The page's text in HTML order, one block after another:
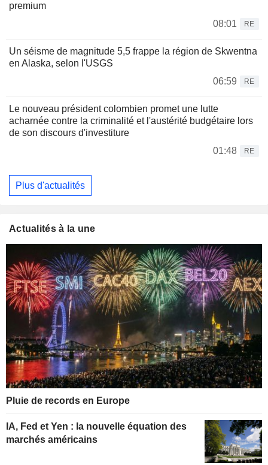
premium
08:01
RE
Un séisme de magnitude 5,5 frappe la région de Skwentna
en Alaska, selon l'USGS
06:59
RE
Le nouveau président colombien promet une lutte
acharnée contre la criminalité et l'austérité budgétaire lors
de son discours d'investiture
01:48
RE
Plus d'actualités
Actualités à la une
Pluie de records en Europe
IA, Fed et Yen : la nouvelle équation des
marchés américains